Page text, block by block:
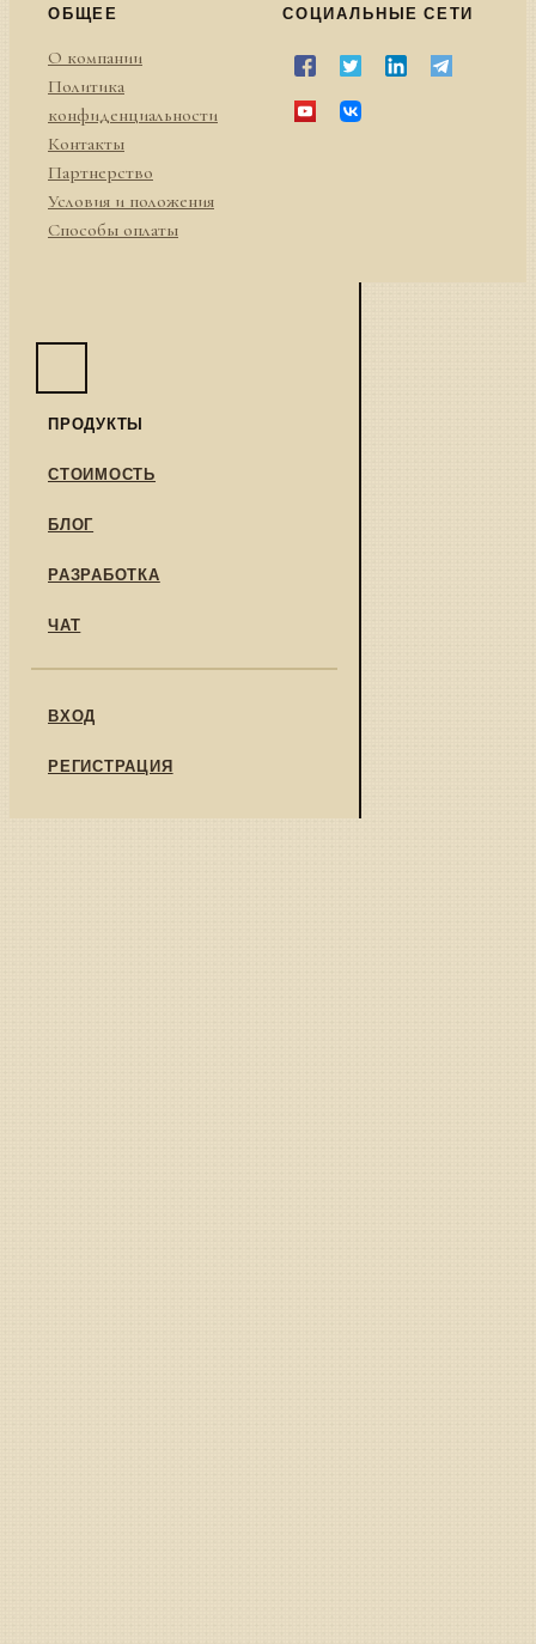
ОБЩЕЕ
О компании
Политика
конфиденциальности
Контакты
Партнерство
Условия и положения
Способы оплаты
СОЦИАЛЬНЫЕ СЕТИ
ПРОДУКТЫ
СТОИМОСТЬ
БЛОГ
РАЗРАБОТКА
ЧАТ
ВХОД
РЕГИСТРАЦИЯ